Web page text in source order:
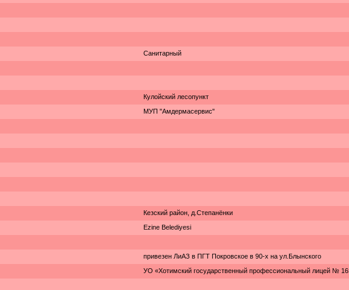
Санитарный
Кулойский лесопункт
МУП "Амдермасервис"
Кезский район, д.Степанёнки
Ezine Belediyesi
привезен ЛиАЗ в ПГТ Покровское в 90-х на ул.Блынского
УО «Хотимский государственный профессиональный лицей №